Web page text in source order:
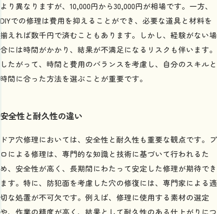
より異なりますが、10,000円から30,000円が相場です。一方、
DIYでの修理は費用を抑えることができ、必要な道具と材料を
揃えれば数千円で済むこともあります。しかし、経験がない場
合には時間がかかり、結果が不満足になるリスクも伴います。
したがって、時間と費用のバランスを考慮し、自分のスキルと
時間に合った方法を選ぶことが重要です。
安全性と耐久性の違い
ドア穴修理においては、安全性と耐久性も重要な観点です。プ
ロによる修理は、専門的な知識と技術に基づいて行われるた
め、安全性が高く、長期間にわたって安定した修理が期待でき
ます。特に、防犯面を考慮した穴の修復には、専門家による適
切な処置が不可欠です。例えば、修理に使用する素材の選定
や、作業の精度が高く、結果として耐久性のある仕上がりにつ